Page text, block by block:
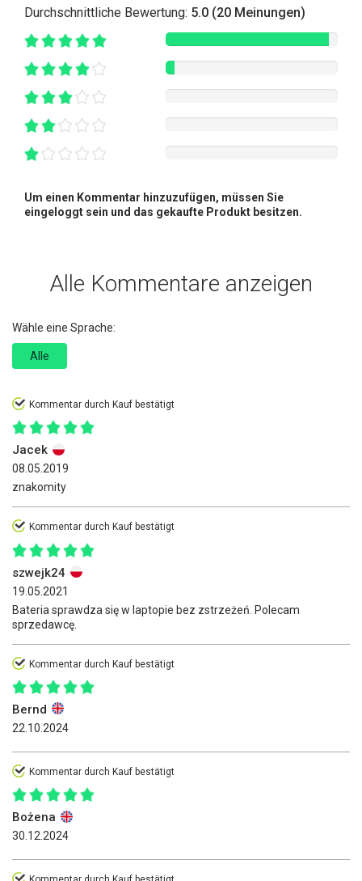
Durchschnittliche Bewertung: 5.0 (20 Meinungen)
Um einen Kommentar hinzuzufügen, müssen Sie
eingeloggt sein und das gekaufte Produkt besitzen.
Alle Kommentare anzeigen
Wähle eine Sprache:
Alle
Kommentar durch Kauf bestätigt
Jacek
08.05.2019
znakomity
Kommentar durch Kauf bestätigt
szwejk24
19.05.2021
Bateria sprawdza się w laptopie bez zstrzeżeń. Polecam
sprzedawcę.
Kommentar durch Kauf bestätigt
Bernd
22.10.2024
Kommentar durch Kauf bestätigt
Bożena
30.12.2024